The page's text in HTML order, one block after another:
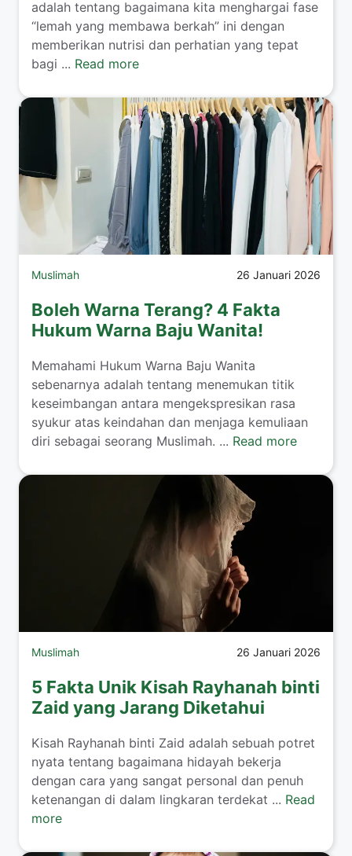
adalah tentang bagaimana kita menghargai fase
“lemah yang membawa berkah” ini dengan
memberikan nutrisi dan perhatian yang tepat
bagi ... Read more
Muslimah 26 Januari 2026
Boleh Warna Terang? 4 Fakta
Hukum Warna Baju Wanita!
​Memahami Hukum Warna Baju Wanita
sebenarnya adalah tentang menemukan titik
keseimbangan antara mengekspresikan rasa
syukur atas keindahan dan menjaga kemuliaan
diri sebagai seorang Muslimah. ... Read more
Muslimah 26 Januari 2026
5 Fakta Unik Kisah Rayhanah binti
Zaid yang Jarang Diketahui
​Kisah Rayhanah binti Zaid adalah sebuah potret
nyata tentang bagaimana hidayah bekerja
dengan cara yang sangat personal dan penuh
ketenangan di dalam lingkaran terdekat ... Read
more